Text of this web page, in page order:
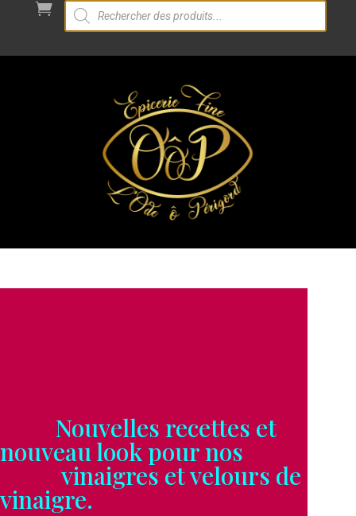

Recherche
de
Nouvelles recettes et
nouveau look pour nos
vinaigres et velours de
vinaigre.